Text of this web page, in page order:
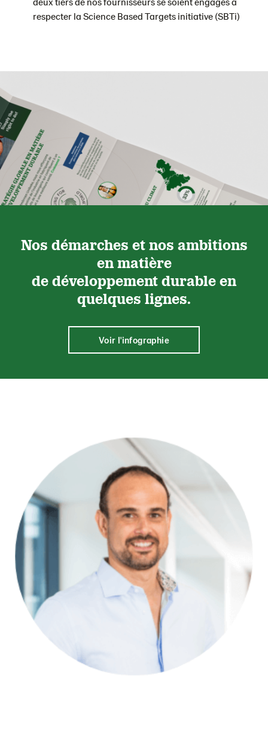
respecter la Science Based Targets initiative (SBTi)
Nos démarches et nos ambitions
en matière
de développement durable en
quelques lignes.
Voir l'infographie